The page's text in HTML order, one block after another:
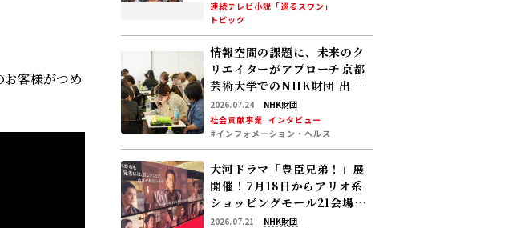
客様がつめ
咲(森田望智)が交流する警察
署の人々 2027年度前期放送
連続テレビ小説「巡るスワン」
トピック
情報空間の課題に、未来のク
リエイターがアプローチ――京都
芸術大学でのNHK財団 出張
講座で考えた「インフォメー
ション・ヘルス」
2026.07.24
NHK財団
社会貢献事業 インタビュー
#インフォメーション・ヘルス
大河ドラマ「豊臣兄弟！」展
開催！――7月18日からアリオ系
ショッピングモール21会場で
巡回中
2026.07.21
NHK財団